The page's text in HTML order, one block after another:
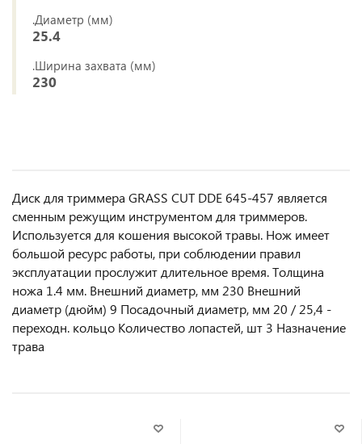
.Диаметр (мм)
25.4
.Ширина захвата (мм)
230
Диск для триммера GRASS CUT DDE 645-457 является
сменным режущим инструментом для триммеров.
Используется для кошения высокой травы. Нож имеет
большой ресурс работы, при соблюдении правил
эксплуатации прослужит длительное время. Толщина
ножа 1.4 мм. Внешний диаметр, мм 230 Внешний
диаметр (дюйм) 9 Посадочный диаметр, мм 20 / 25,4 -
переходн. кольцо Количество лопастей, шт 3 Назначение
трава